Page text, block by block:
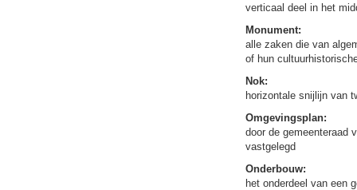
verticaal deel in het
Monument:
alle zaken die van
of hun
Nok:
horizontale snijlijn van
Omgevingsplan:
door de gemeenteraad
vastgelegd
Onderbouw:
het onderdeel van een